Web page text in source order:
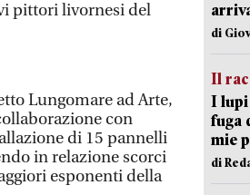
pittori livornesi del
Lungomare ad Arte,
con
di 15 pannelli
in relazione scorci
esponenti della
di
Il
I lupi
fuga
mie
di